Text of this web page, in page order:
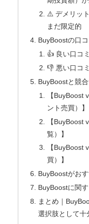
⚠️ デメリッ
まだ限定的
BuyBoostの口
👍 良い口コ
👎 悪い口コ
BuyBoostと競
【BuyBoost
ント売買）】
【BuyBoost
覧）】
【BuyBoost
買）】
BuyBoostがお
BuyBoostに関
まとめ｜
選択肢として十